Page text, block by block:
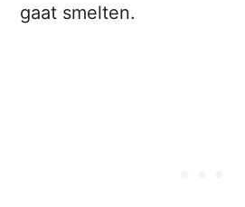
gaat smelten.